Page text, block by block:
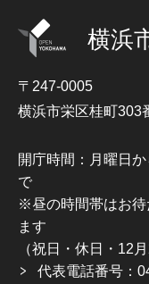
横浜
〒247-0005
横浜市栄区桂町303
開庁時間：月曜日
で
※昼の時間帯はお待
ます
（祝日・休日・12
代表電話番号：